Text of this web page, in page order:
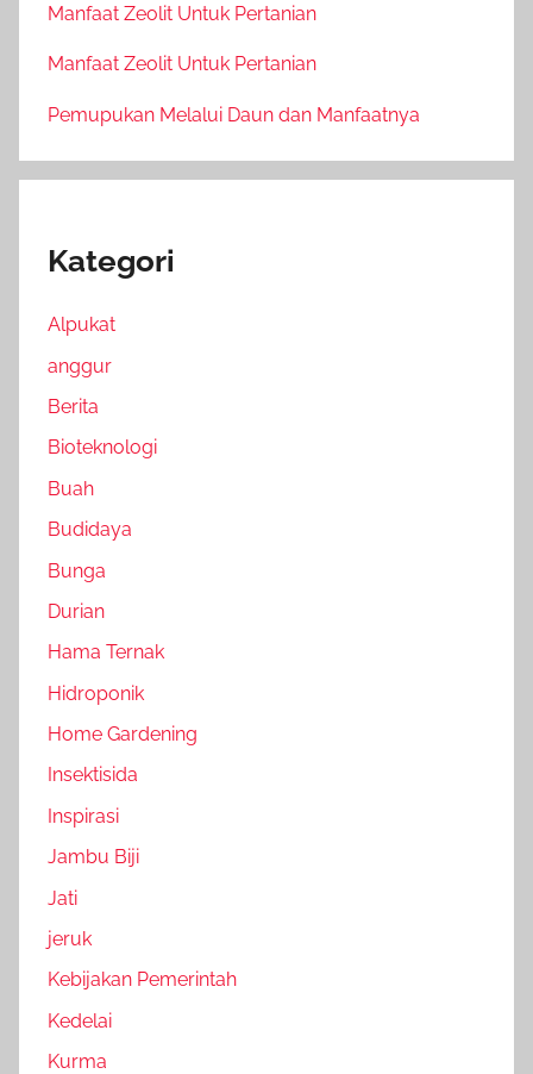
Manfaat Zeolit Untuk Pertanian
Manfaat Zeolit Untuk Pertanian
Pemupukan Melalui Daun dan Manfaatnya
Kategori
Alpukat
anggur
Berita
Bioteknologi
Buah
Budidaya
Bunga
Durian
Hama Ternak
Hidroponik
Home Gardening
Insektisida
Inspirasi
Jambu Biji
Jati
jeruk
Kebijakan Pemerintah
Kedelai
Kurma